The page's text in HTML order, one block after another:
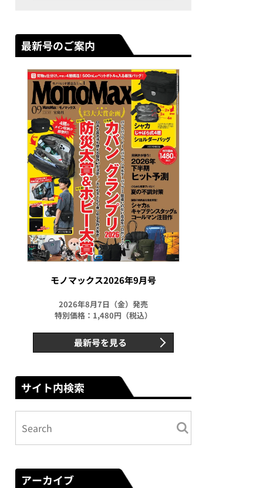
最新号のご案内
モノマックス2026年9月号
2026年8月7日（金）発売
特別価格：1,480円（税込）
最新号を見る
サイト内検索
アーカイブ